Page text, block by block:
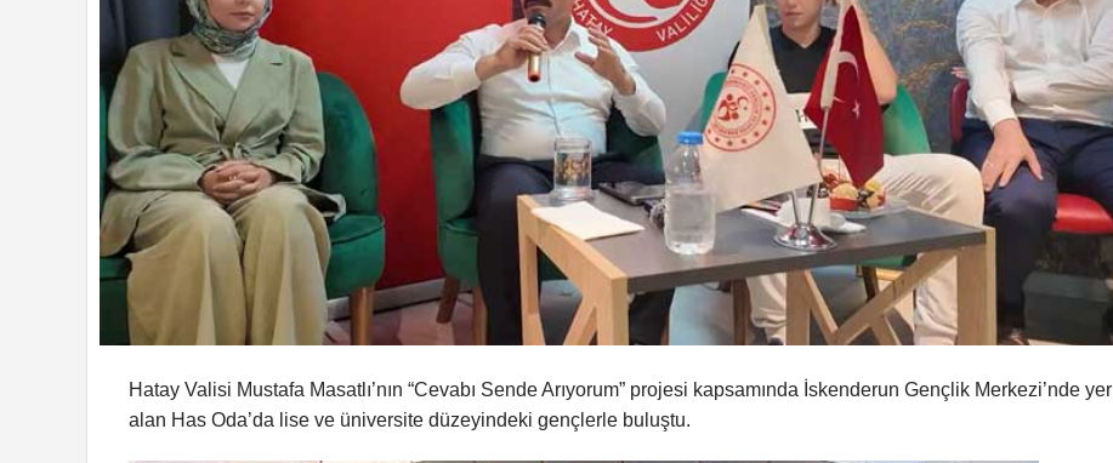
Hatay Valisi Mustafa Masatlı’nın “Cevabı Sende Arıyorum” projesi kapsamında İskenderun Gençlik Merkezi’nde yer
alan Has Oda’da lise ve üniversite düzeyindeki gençlerle buluştu.